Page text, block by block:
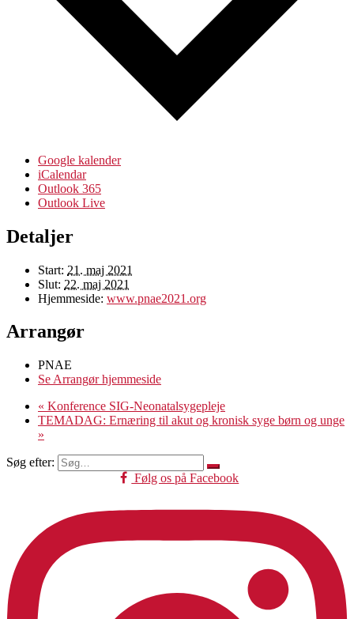
Google kalender
iCalendar
Outlook 365
Outlook Live
Detaljer
Start: 21. maj 2021
Slut: 22. maj 2021
Hjemmeside: www.pnae2021.org
Arrangør
PNAE
Se Arrangør hjemmeside
« Konference SIG-Neonatalsygepleje
TEMADAG: Ernæring til akut og kronisk syge børn og unge
»
Søg efter:
Følg os på Facebook